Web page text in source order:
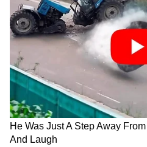
Exclusive Interview:
'ಗೋಲ್ಡನ್​​ ಸ್ಟಾರ್'​ ಗಣೇಶ್​ ದಂಪತಿ
ಮಕ್ಕಳನ್ನು ಬೆಳೆಸ್ತಿರೋದು ಹೇಗೆ?
ಶಿಲ್ಪಾ ಮಾತಿಗೆ ಫ್ಯಾನ್ಸ್​ ಫಿದಾ
LATEST VIDEOS